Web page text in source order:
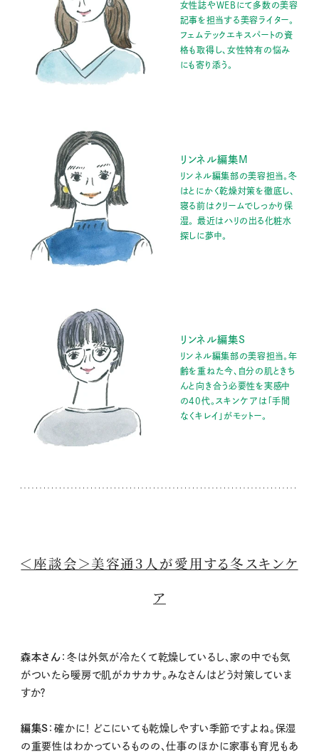
女性誌やWEBにて多数の美容
記事を担当する美容ライター。
フェムテックエキスパートの資
格も取得し、女性特有の悩み
にも寄り添う。
リンネル編集M
リンネル編集部の美容担当。冬
はとにかく乾燥対策を徹底し、
寝る前はクリームでしっかり保
湿。 最近はハリの出る化粧水
探しに夢中。
リンネル編集S
リンネル編集部の美容担当。年
齢を重ねた今、自分の肌ときち
んと向き合う必要性を実感中
の40代。スキンケアは「手間
なくキレイ」がモットー。
＜座談会＞美容通3人が愛用する冬スキンケ
ア
森本さん ：冬は外気が冷たくて乾燥しているし、家の中でも気
がついたら暖房で肌がカサカサ。みなさんはどう対策していま
すか？
編集S ：確かに！ どこにいても乾燥しやすい季節ですよね。保湿
の重要性はわかっているものの、仕事のほかに家事も育児もあ